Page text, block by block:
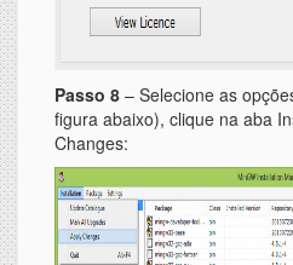
Passo 8 – Selecione as
figura abaixo), clique na aba
Changes: